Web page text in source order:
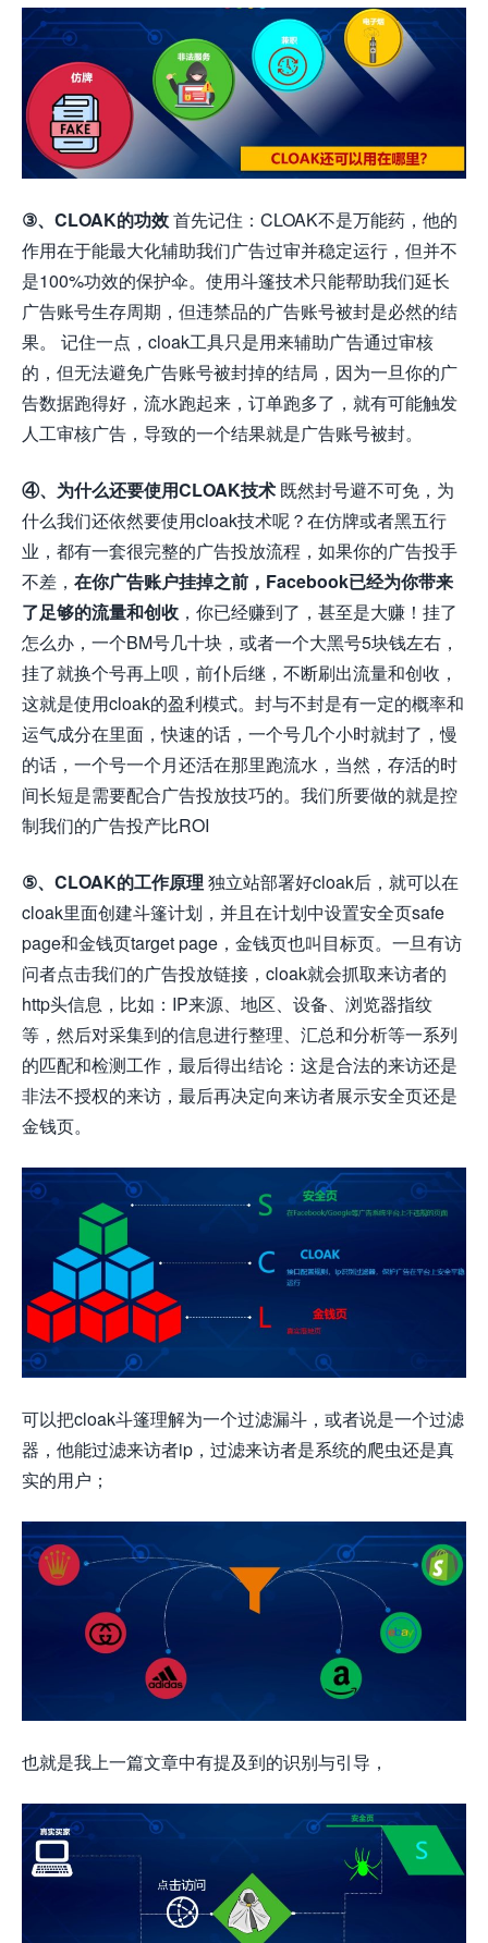
③、CLOAK的功效首先记住：CLOAK不是万能药，他的
作用在于能最大化辅助我们广告过审并稳定运行，但并不
是100%功效的保护伞。使用斗篷技术只能帮助我们延长
广告账号生存周期，但违禁品的广告账号被封是必然的结
果。 记住一点，cloak工具只是用来辅助广告通过审核
的，但无法避免广告账号被封掉的结局，因为一旦你的广
告数据跑得好，流水跑起来，订单跑多了，就有可能触发
人工审核广告，导致的一个结果就是广告账号被封。
④、为什么还要使用CLOAK技术 既然封号避不可免，为
什么我们还依然要使用cloak技术呢？在仿牌或者黑五行
业，都有一套很完整的广告投放流程，如果你的广告投手
不差， 在你广告账户挂掉之前，Facebook已经为你带来
了足够的流量和创收 ，你已经赚到了，甚至是大赚！挂了
怎么办，一个BM号几十块，或者一个大黑号5块钱左右，
挂了就换个号再上呗，前仆后继，不断刷出流量和创收，
这就是使用cloak的盈利模式。封与不封是有一定的概率和
运气成分在里面，快速的话，一个号几个小时就封了，慢
的话，一个号一个月还活在那里跑流水，当然，存活的时
间长短是需要配合广告投放技巧的。我们所要做的就是控
制我们的广告投产比ROI
⑤、CLOAK的工作原理 独立站部署好cloak后，就可以在
cloak里面创建斗篷计划，并且在计划中设置安全页safe
page和金钱页target page，金钱页也叫目标页。一旦有访
问者点击我们的广告投放链接，cloak就会抓取来访者的
http头信息，比如：IP来源、地区、设备、浏览器指纹
等，然后对采集到的信息进行整理、汇总和分析等一系列
的匹配和检测工作，最后得出结论：这是合法的来访还是
非法不授权的来访，最后再决定向来访者展示安全页还是
金钱页。
可以把cloak斗篷理解为一个过滤漏斗，或者说是一个过滤
器，他能过滤来访者ip，过滤来访者是系统的爬虫还是真
实的用户；
也就是我上一篇文章中有提及到的识别与引导，